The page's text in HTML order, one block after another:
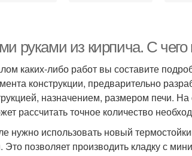
руками из кирпича. С чего
каких-либо работ вы составите
конструкции, предварительно
назначением, размером печи.
рассчитать точное количество
нужно использовать новый
позволяет производить кладку с